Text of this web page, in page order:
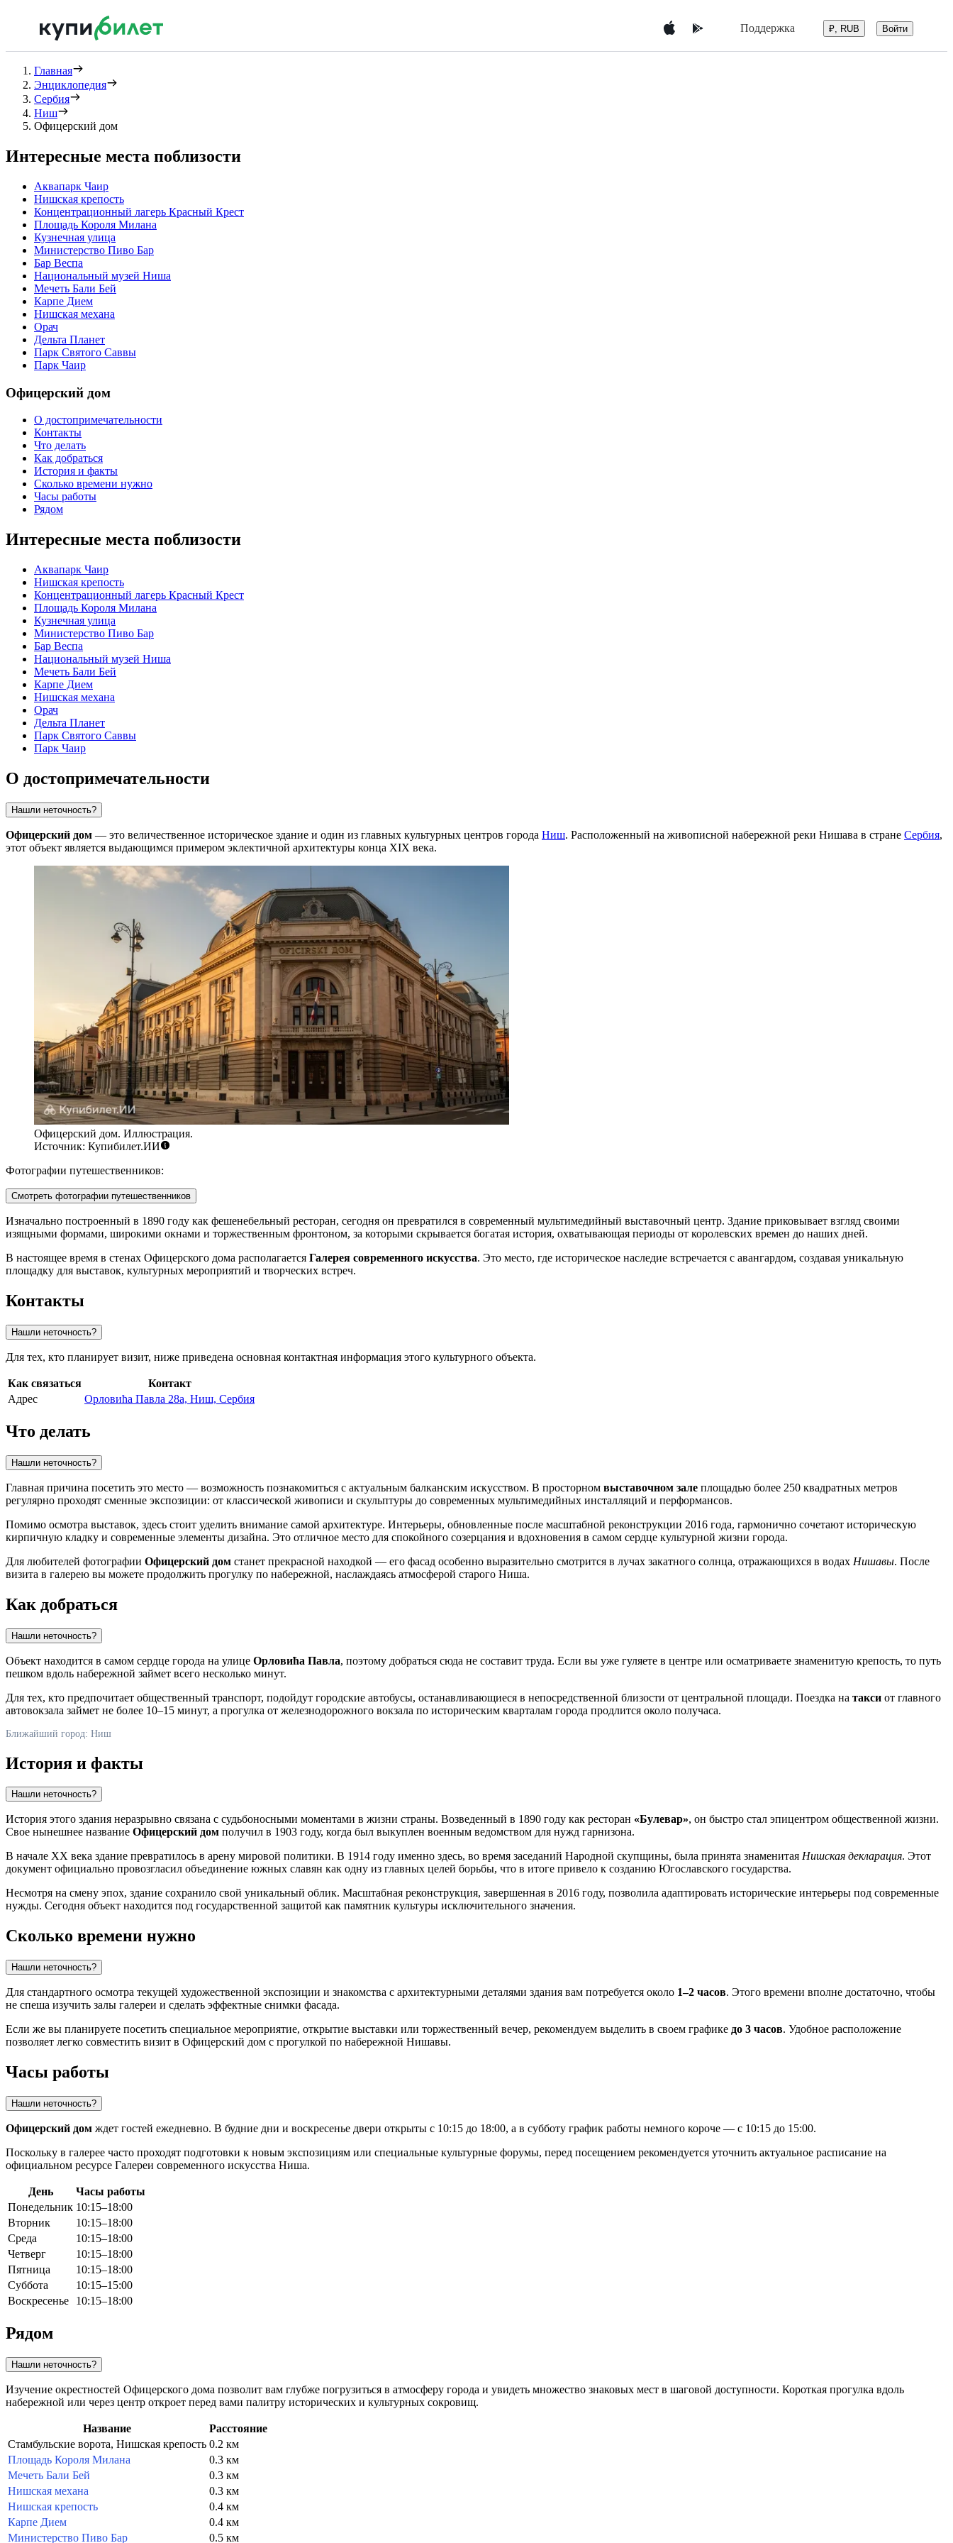
Поддержка ₽, RUB Войти
Главная
Энциклопедия
Сербия
Ниш
Офицерский дом
Интересные места поблизости
Аквапарк Чаир
Нишская крепость
Концентрационный лагерь Красный Крест
Площадь Короля Милана
Кузнечная улица
Министерство Пиво Бар
Бар Веспа
Национальный музей Ниша
Мечеть Бали Бей
Карпе Дием
Нишская механа
Орач
Дельта Планет
Парк Святого Саввы
Парк Чаир
Офицерский дом
О достопримечательности
Контакты
Что делать
Как добраться
История и факты
Сколько времени нужно
Часы работы
Рядом
Интересные места поблизости
Аквапарк Чаир
Нишская крепость
Концентрационный лагерь Красный Крест
Площадь Короля Милана
Кузнечная улица
Министерство Пиво Бар
Бар Веспа
Национальный музей Ниша
Мечеть Бали Бей
Карпе Дием
Нишская механа
Орач
Дельта Планет
Парк Святого Саввы
Парк Чаир
О достопримечательности
Нашли неточность?
Офицерский дом — это величественное историческое здание и один из главных культурных центров города Ниш. Расположенный на живописной набережной реки Нишава в стране Сербия,
этот объект является выдающимся примером эклектичной архитектуры конца XIX века.
Офицерский дом. Иллюстрация.
Источник: Купибилет.ИИ
Фотографии путешественников:
Смотреть фотографии путешественников
Изначально построенный в 1890 году как фешенебельный ресторан, сегодня он превратился в современный мультимедийный выставочный центр. Здание приковывает взгляд своими
изящными формами, широкими окнами и торжественным фронтоном, за которыми скрывается богатая история, охватывающая периоды от королевских времен до наших дней.
В настоящее время в стенах Офицерского дома располагается Галерея современного искусства. Это место, где историческое наследие встречается с авангардом, создавая уникальную
площадку для выставок, культурных мероприятий и творческих встреч.
Контакты
Нашли неточность?
Для тех, кто планирует визит, ниже приведена основная контактная информация этого культурного объекта.
Как связаться
Контакт
Адрес
Орловића Павла 28a, Ниш, Сербия
Что делать
Нашли неточность?
Главная причина посетить это место — возможность познакомиться с актуальным балканским искусством. В просторном выставочном зале площадью более 250 квадратных метров
регулярно проходят сменные экспозиции: от классической живописи и скульптуры до современных мультимедийных инсталляций и перформансов.
Помимо осмотра выставок, здесь стоит уделить внимание самой архитектуре. Интерьеры, обновленные после масштабной реконструкции 2016 года, гармонично сочетают историческую
кирпичную кладку и современные элементы дизайна. Это отличное место для спокойного созерцания и вдохновения в самом сердце культурной жизни города.
Для любителей фотографии Офицерский дом станет прекрасной находкой — его фасад особенно выразительно смотрится в лучах закатного солнца, отражающихся в водах Нишавы. После
визита в галерею вы можете продолжить прогулку по набережной, наслаждаясь атмосферой старого Ниша.
Как добраться
Нашли неточность?
Объект находится в самом сердце города на улице Орловића Павла, поэтому добраться сюда не составит труда. Если вы уже гуляете в центре или осматриваете знаменитую крепость, то путь
пешком вдоль набережной займет всего несколько минут.
Для тех, кто предпочитает общественный транспорт, подойдут городские автобусы, останавливающиеся в непосредственной близости от центральной площади. Поездка на такси от главного
автовокзала займет не более 10–15 минут, а прогулка от железнодорожного вокзала по историческим кварталам города продлится около получаса.
Ближайший город: Ниш
История и факты
Нашли неточность?
История этого здания неразрывно связана с судьбоносными моментами в жизни страны. Возведенный в 1890 году как ресторан «Булевар», он быстро стал эпицентром общественной жизни.
Свое нынешнее название Офицерский дом получил в 1903 году, когда был выкуплен военным ведомством для нужд гарнизона.
В начале XX века здание превратилось в арену мировой политики. В 1914 году именно здесь, во время заседаний Народной скупщины, была принята знаменитая Нишская декларация. Этот
документ официально провозгласил объединение южных славян как одну из главных целей борьбы, что в итоге привело к созданию Югославского государства.
Несмотря на смену эпох, здание сохранило свой уникальный облик. Масштабная реконструкция, завершенная в 2016 году, позволила адаптировать исторические интерьеры под современные
нужды. Сегодня объект находится под государственной защитой как памятник культуры исключительного значения.
Сколько времени нужно
Нашли неточность?
Для стандартного осмотра текущей художественной экспозиции и знакомства с архитектурными деталями здания вам потребуется около 1–2 часов. Этого времени вполне достаточно, чтобы
не спеша изучить залы галереи и сделать эффектные снимки фасада.
Если же вы планируете посетить специальное мероприятие, открытие выставки или торжественный вечер, рекомендуем выделить в своем графике до 3 часов. Удобное расположение
позволяет легко совместить визит в Офицерский дом с прогулкой по набережной Нишавы.
Часы работы
Нашли неточность?
Офицерский дом ждет гостей ежедневно. В будние дни и воскресенье двери открыты с 10:15 до 18:00, а в субботу график работы немного короче — с 10:15 до 15:00.
Поскольку в галерее часто проходят подготовки к новым экспозициям или специальные культурные форумы, перед посещением рекомендуется уточнить актуальное расписание на
официальном ресурсе Галереи современного искусства Ниша.
День
Часы работы
Понедельник 10:15–18:00
Вторник
10:15–18:00
Среда
10:15–18:00
Четверг
10:15–18:00
Пятница
10:15–18:00
Суббота
10:15–15:00
Воскресенье
10:15–18:00
Рядом
Нашли неточность?
Изучение окрестностей Офицерского дома позволит вам глубже погрузиться в атмосферу города и увидеть множество знаковых мест в шаговой доступности. Короткая прогулка вдоль
набережной или через центр откроет перед вами палитру исторических и культурных сокровищ.
Название
Расстояние
Стамбульские ворота, Нишская крепость 0.2 км
Площадь Короля Милана
0.3 км
Мечеть Бали Бей
0.3 км
Нишская механа
0.3 км
Нишская крепость
0.4 км
Карпе Дием
0.4 км
Министерство Пиво Бар
0.5 км